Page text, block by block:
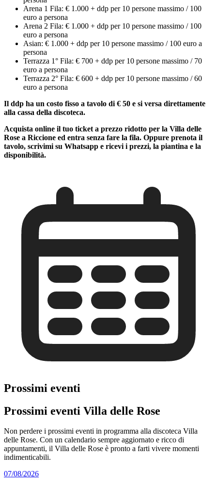
Arena 1 Fila: € 1.000 + ddp per 10 persone massimo / 100
euro a persona
Arena 2 Fila: € 1.000 + ddp per 10 persone massimo / 100
euro a persona
Asian: € 1.000 + ddp per 10 persone massimo / 100 euro a
persona
Terrazza 1° Fila: € 700 + ddp per 10 persone massimo / 70
euro a persona
Terrazza 2° Fila: € 600 + ddp per 10 persone massimo / 60
euro a persona
Il ddp ha un costo fisso a tavolo di € 50 e si versa direttamente
alla cassa della discoteca.
Acquista online il tuo ticket a prezzo ridotto per la Villa delle
Rose a Riccione ed entra senza fare la fila. Oppure prenota il
tavolo, scrivimi su Whatsapp e ricevi i prezzi, la piantina e la
disponibilità.
Prossimi eventi
Prossimi eventi Villa delle Rose
Non perdere i prossimi eventi in programma alla discoteca Villa
delle Rose. Con un calendario sempre aggiornato e ricco di
appuntamenti, il Villa delle Rose è pronto a farti vivere momenti
indimenticabili.
07/08/2026